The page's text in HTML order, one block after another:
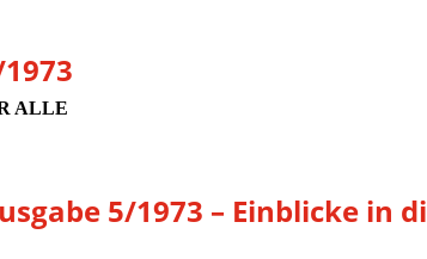
ALLE
5/1973 – Einblicke in